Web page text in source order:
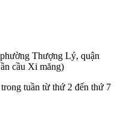
Thượng Lý, quận
cầu Xi măng)
tuần từ thứ 2 đến thứ 7